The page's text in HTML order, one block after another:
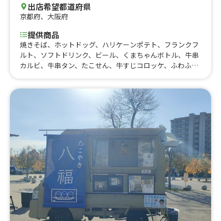
出店希望都道府県
京都府、 大阪府
提供商品
焼きそば、ホットドッグ、ハリケーンポテト、フランクフ
ルト、ソフトドリンク、ビール、くまちゃんボトル、牛串
カルビ、牛串タン、たこせん、牛すじコロッケ、ふわふわ